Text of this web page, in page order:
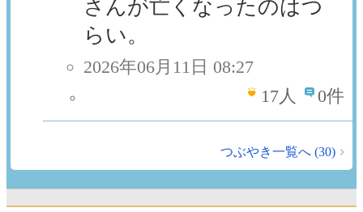
さんが亡くなったのはつ
らい。
2026年06月11日 08:27
17人 0件
つぶやき一覧へ (30)